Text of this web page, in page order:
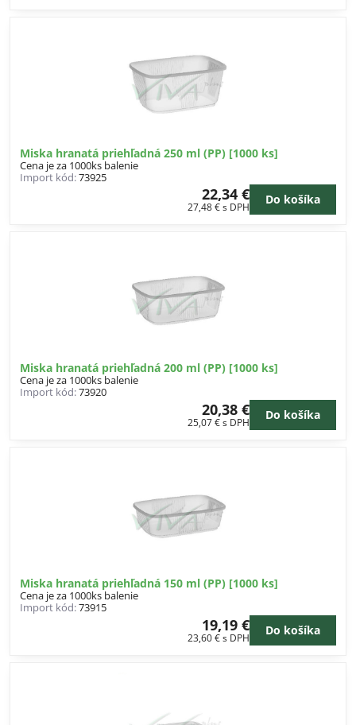
Miska hranatá priehľadná 250 ml (PP) [1000 ks]
Cena je za 1000ks balenie
Import kód:73925
22,34 €
27,48 €s DPH
Do košíka
Miska hranatá priehľadná 200 ml (PP) [1000 ks]
Cena je za 1000ks balenie
Import kód:73920
20,38 €
25,07 €s DPH
Do košíka
Miska hranatá priehľadná 150 ml (PP) [1000 ks]
Cena je za 1000ks balenie
Import kód:73915
19,19 €
23,60 €s DPH
Do košíka